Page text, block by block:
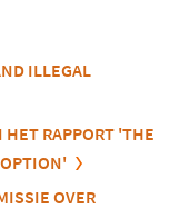
ILLEGAL
RAPPORT 'THE
OVER